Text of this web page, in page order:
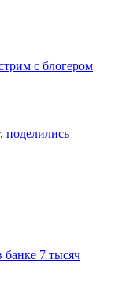
с блогером
поделились
банке 7 тысяч